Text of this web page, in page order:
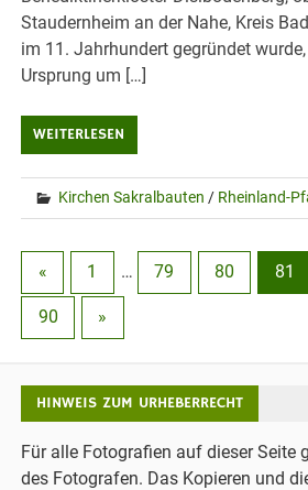
Staudernheim an der Nahe, Kreis
im 11. Jahrhundert gegründet
Ursprung um […]
WEITERLESEN
Kirchen Sakralbauten / Rheinland-
« 1 … 79 80 81
90 »
HINWEIS ZUM URHEBERRECHT
Für alle Fotografien auf dieser Seite
des Fotografen. Das Kopieren und